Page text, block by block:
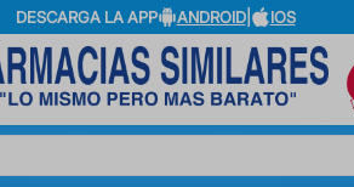
DESCARGA LA APP ANDROID| IOS